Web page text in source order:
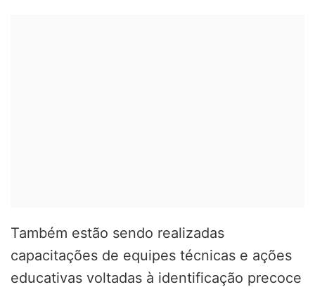
Também estão sendo realizadas
capacitações de equipes técnicas e ações
educativas voltadas à identificação precoce